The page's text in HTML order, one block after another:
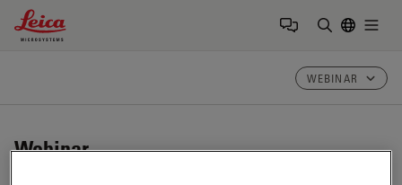
Leica Microsystems Logo
WEBINAR
Webinar